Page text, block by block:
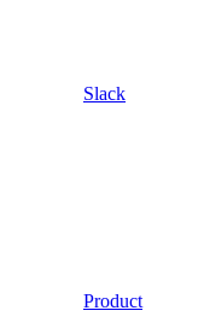
Slack
Product